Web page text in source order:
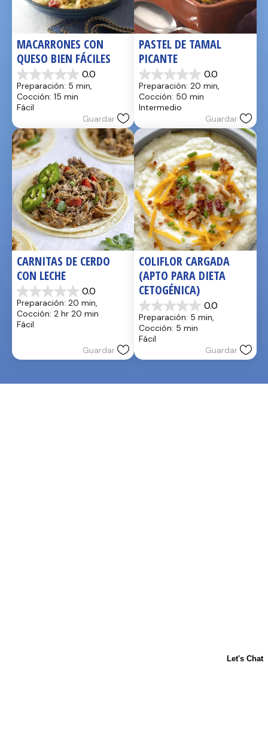
MACARRONES CON
QUESO BIEN FÁCILES
0.0
0.0
de
5
estrellas.
Preparación: 5 min,
Cocción: 15 min
Fácil
Guardar
PASTEL DE TAMAL
PICANTE
0.0
0.0
de
5
estrellas.
Preparación: 20 min,
Cocción: 50 min
Intermedio
Guardar
CARNITAS DE CERDO
CON LECHE
0.0
0.0
de
5
estrellas.
Preparación: 20 min,
Cocción: 2 hr 20 min
Fácil
Guardar
COLIFLOR CARGADA
(APTO PARA DIETA
CETOGÉNICA)
0.0
0.0
de
5
estrellas.
Preparación: 5 min,
Cocción: 5 min
Fácil
Guardar